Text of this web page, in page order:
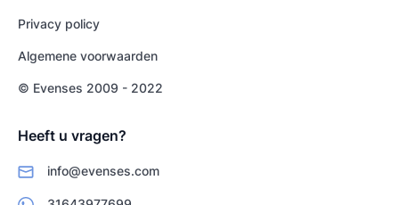
Privacy policy
Algemene voorwaarden
© Evenses 2009 - 2022
Heeft u vragen?
info@evenses.com